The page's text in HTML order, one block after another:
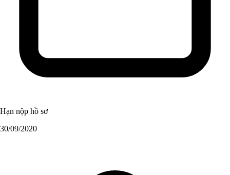
Hạn nộp hồ sơ
30/09/2020